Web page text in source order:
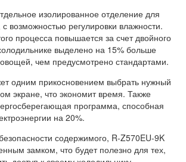
изолированное отделение для
возможностью регулировки влажности.
процесса повышается за счет двойного
выделено на 15% больше
чем предусмотрено стандартами.
одним прикосновением выбрать нужный
экране, что экономит время. Также
программа, способная
на 20%.
содержимого, R-Z570EU-9K
замком, что будет полезно для тех,